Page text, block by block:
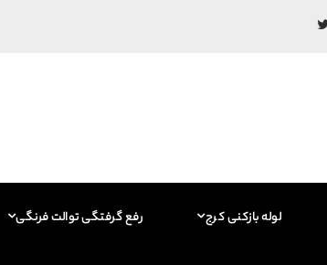
رفع گرفتگی توالت فرنگی لوله بازکنی کرج